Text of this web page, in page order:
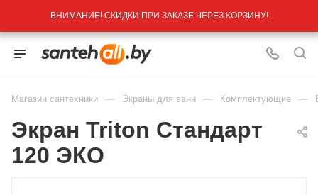
ВНИМАНИЕ! СКИДКИ ПРИ ЗАКАЗЕ ЧЕРЕЗ КОРЗИНУ!
Магазин сантехники — Экраны для ванн — Комплектующие —
Экран Triton Стандарт
120 ЭКО